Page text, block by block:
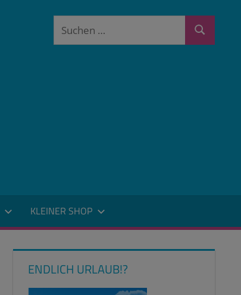
Suchen
Suchen
KLEINER SHOP
ENDLICH URLAUB!?